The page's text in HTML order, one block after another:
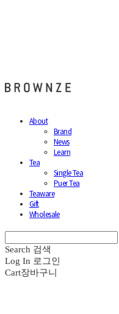
About
Brand
News
Learn
Tea
Single Tea
Puer Tea
Teaware
Gift
Wholesale
Search 검색
Log In 로그인
Cart장바구니